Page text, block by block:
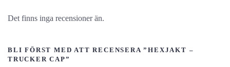
Det finns inga recensioner än.
BLI FÖRST MED ATT RECENSERA ”HEXJAKT –
TRUCKER CAP”